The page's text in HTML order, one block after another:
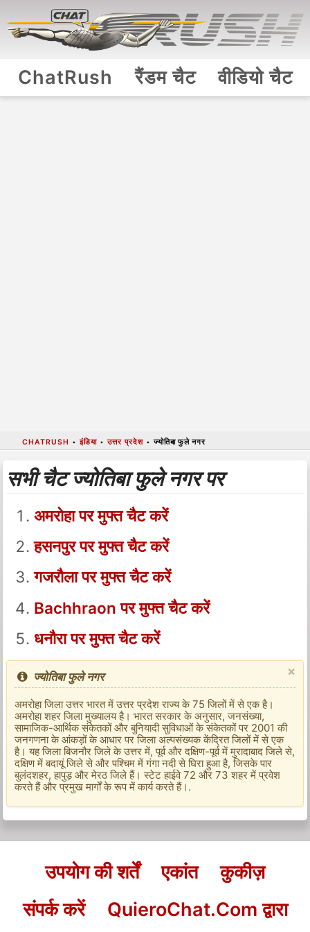
ChatRush रैंडम चैट वीडियो चैट
CHATRUSH •इंडिया•उत्तर प्रदेश•ज्योतिबा फुले नगर
सभी चैट ज्योतिबा फुले नगर पर
अमरोहा पर मुफ्त चैट करें
हसनपुर पर मुफ्त चैट करें
गजरौला पर मुफ्त चैट करें
Bachhraon पर मुफ्त चैट करें
धनौरा पर मुफ्त चैट करें
×
ज्योतिबा फुले नगर
अमरोहा जिला उत्तर भारत में उत्तर प्रदेश राज्य के 75 जिलों में से एक है।
अमरोहा शहर जिला मुख्यालय है। भारत सरकार के अनुसार, जनसंख्या,
सामाजिक-आर्थिक संकेतकों और बुनियादी सुविधाओं के संकेतकों पर 2001 की
जनगणना के आंकड़ों के आधार पर जिला अल्पसंख्यक केंद्रित जिलों में से एक
है। यह जिला बिजनौर जिले के उत्तर में, पूर्व और दक्षिण-पूर्व में मुरादाबाद जिले से,
दक्षिण में बदायूं जिले से और पश्चिम में गंगा नदी से घिरा हुआ है, जिसके पार
बुलंदशहर, हापुड़ और मेरठ जिले हैं। स्टेट हाईवे 72 और 73 शहर में प्रवेश
करते हैं और प्रमुख मार्गों के रूप में कार्य करते हैं।.
उपयोग की शर्तें एकांत
कुकीज़
संपर्क करें
QuieroChat.Com द्वारा